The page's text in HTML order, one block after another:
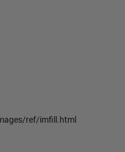
ref/imfill.html